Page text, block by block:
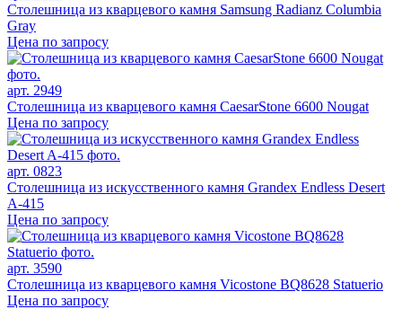
Столешница из кварцевого камня Samsung Radianz Columbia
Gray
Цена по запросу
арт. 2949
Столешница из кварцевого камня CaesarStone 6600 Nougat
Цена по запросу
арт. 0823
Столешница из искусственного камня Grandex Endless Desert
A-415
Цена по запросу
арт. 3590
Столешница из кварцевого камня Vicostone BQ8628 Statuerio
Цена по запросу